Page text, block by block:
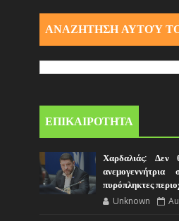
ΑΝΑΖΗΤΗΣΗ ΑΥΤΟΎ
ΕΠΙΚΑΙΡΟΤΗΤΑ
Χαρδαλιάς: Δεν
ανεμογεννήτρια
πυρόπληκτες
Unknown